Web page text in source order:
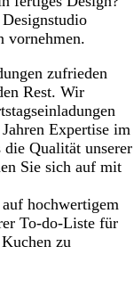
vornehmen.
zufrieden
Rest. Wir
Expertise im
Qualität unserer
Sie sich auf mit
hochwertigem
To-do-Liste für
zu